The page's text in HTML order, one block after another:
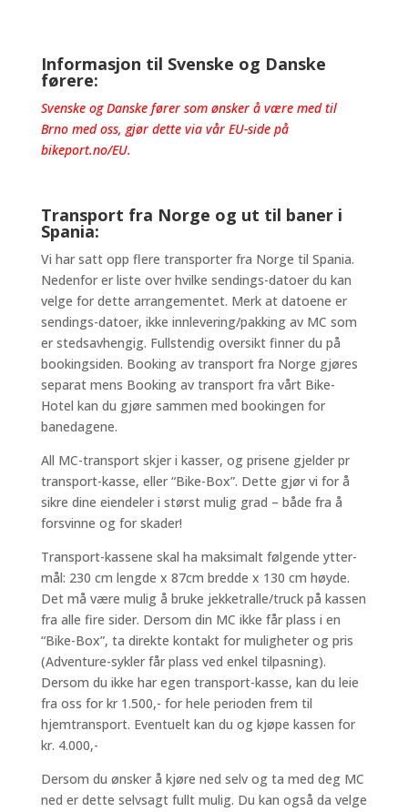
Informasjon til Svenske og Danske
førere:
Svenske og Danske fører som ønsker å være med til
Brno med oss, gjør dette via vår EU-side på
bikeport.no/EU.
Transport fra Norge og ut til baner i
Spania:
Vi har satt opp flere transporter fra Norge til Spania.
Nedenfor er liste over hvilke sendings-datoer du kan
velge for dette arrangementet. Merk at datoene er
sendings-datoer, ikke innlevering/pakking av MC som
er stedsavhengig. Fullstendig oversikt finner du på
bookingsiden. Booking av transport fra Norge gjøres
separat mens Booking av transport fra vårt Bike-
Hotel kan du gjøre sammen med bookingen for
banedagene.
All MC-transport skjer i kasser, og prisene gjelder pr
transport-kasse, eller “Bike-Box”. Dette gjør vi for å
sikre dine eiendeler i størst mulig grad – både fra å
forsvinne og for skader!
Transport-kassene skal ha maksimalt følgende ytter-
mål: 230 cm lengde x 87cm bredde x 130 cm høyde.
Det må være mulig å bruke jekketralle/truck på kassen
fra alle fire sider. Dersom din MC ikke får plass i en
“Bike-Box”, ta direkte kontakt for muligheter og pris
(Adventure-sykler får plass ved enkel tilpasning).
Dersom du ikke har egen transport-kasse, kan du leie
fra oss for kr 1.500,- for hele perioden frem til
hjemtransport. Eventuelt kan du og kjøpe kassen for
kr. 4.000,-
Dersom du ønsker å kjøre ned selv og ta med deg MC
ned er dette selvsagt fullt mulig. Du kan også da velge